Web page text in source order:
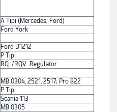
A Tipi (Mercedes; Ford)
Ford York
Ford D1212
P Tipi
RQ../RQV..Regülatör
MB 0304, 2521, 2517; Pro 822
P Tipi
Scania 113
MB 0305